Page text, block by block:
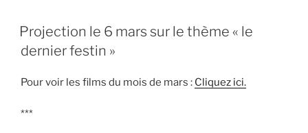
PUBLIÉ
LE
Projection le 6 mars sur le thème « le
dernier festin »
Pour voir les films du mois de mars : Cliquez ici.
***